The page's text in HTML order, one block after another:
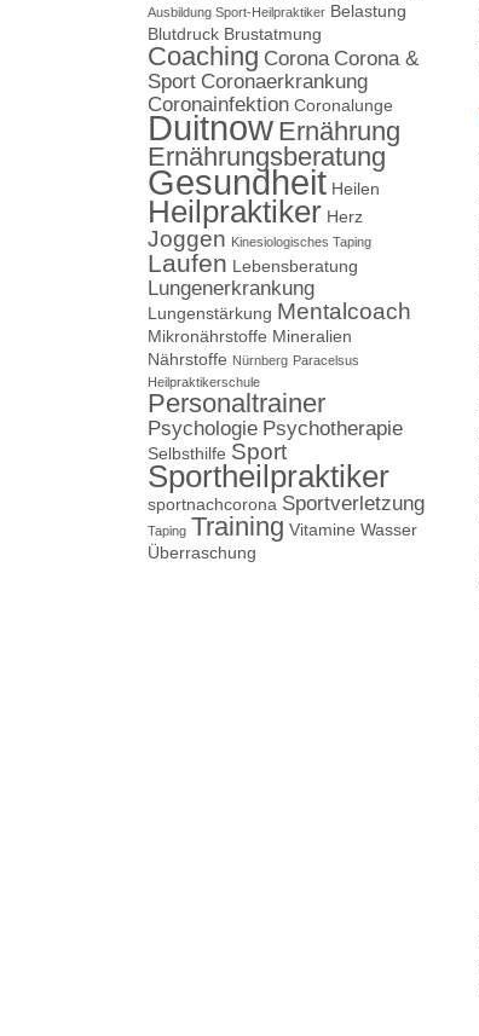
Ausbildung Sport-Heilpraktiker Belastung
Blutdruck Brustatmung
Coaching Corona Corona &
Sport Coronaerkrankung
Coronainfektion Coronalunge
Duitnow Ernährung
Ernährungsberatung
Gesundheit Heilen
Heilpraktiker Herz
Joggen Kinesiologisches Taping
Laufen Lebensberatung
Lungenerkrankung
Lungenstärkung Mentalcoach
Mikronährstoffe Mineralien
Nährstoffe Nürnberg Paracelsus
Heilpraktikerschule
Personaltrainer
Psychologie Psychotherapie
Selbsthilfe Sport
Sportheilpraktiker
sportnachcorona Sportverletzung
Taping Training Vitamine Wasser
Überraschung